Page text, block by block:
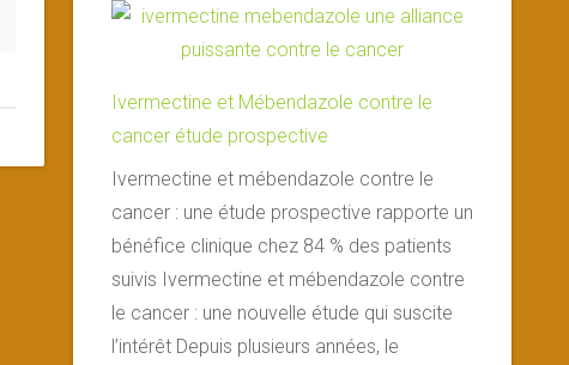
Ivermectine et Mébendazole contre le
cancer étude prospective
Ivermectine et mébendazole contre le
cancer : une étude prospective rapporte un
bénéfice clinique chez 84 % des patients
suivis Ivermectine et mébendazole contre
le cancer : une nouvelle étude qui suscite
l’intérêt Depuis plusieurs années, le